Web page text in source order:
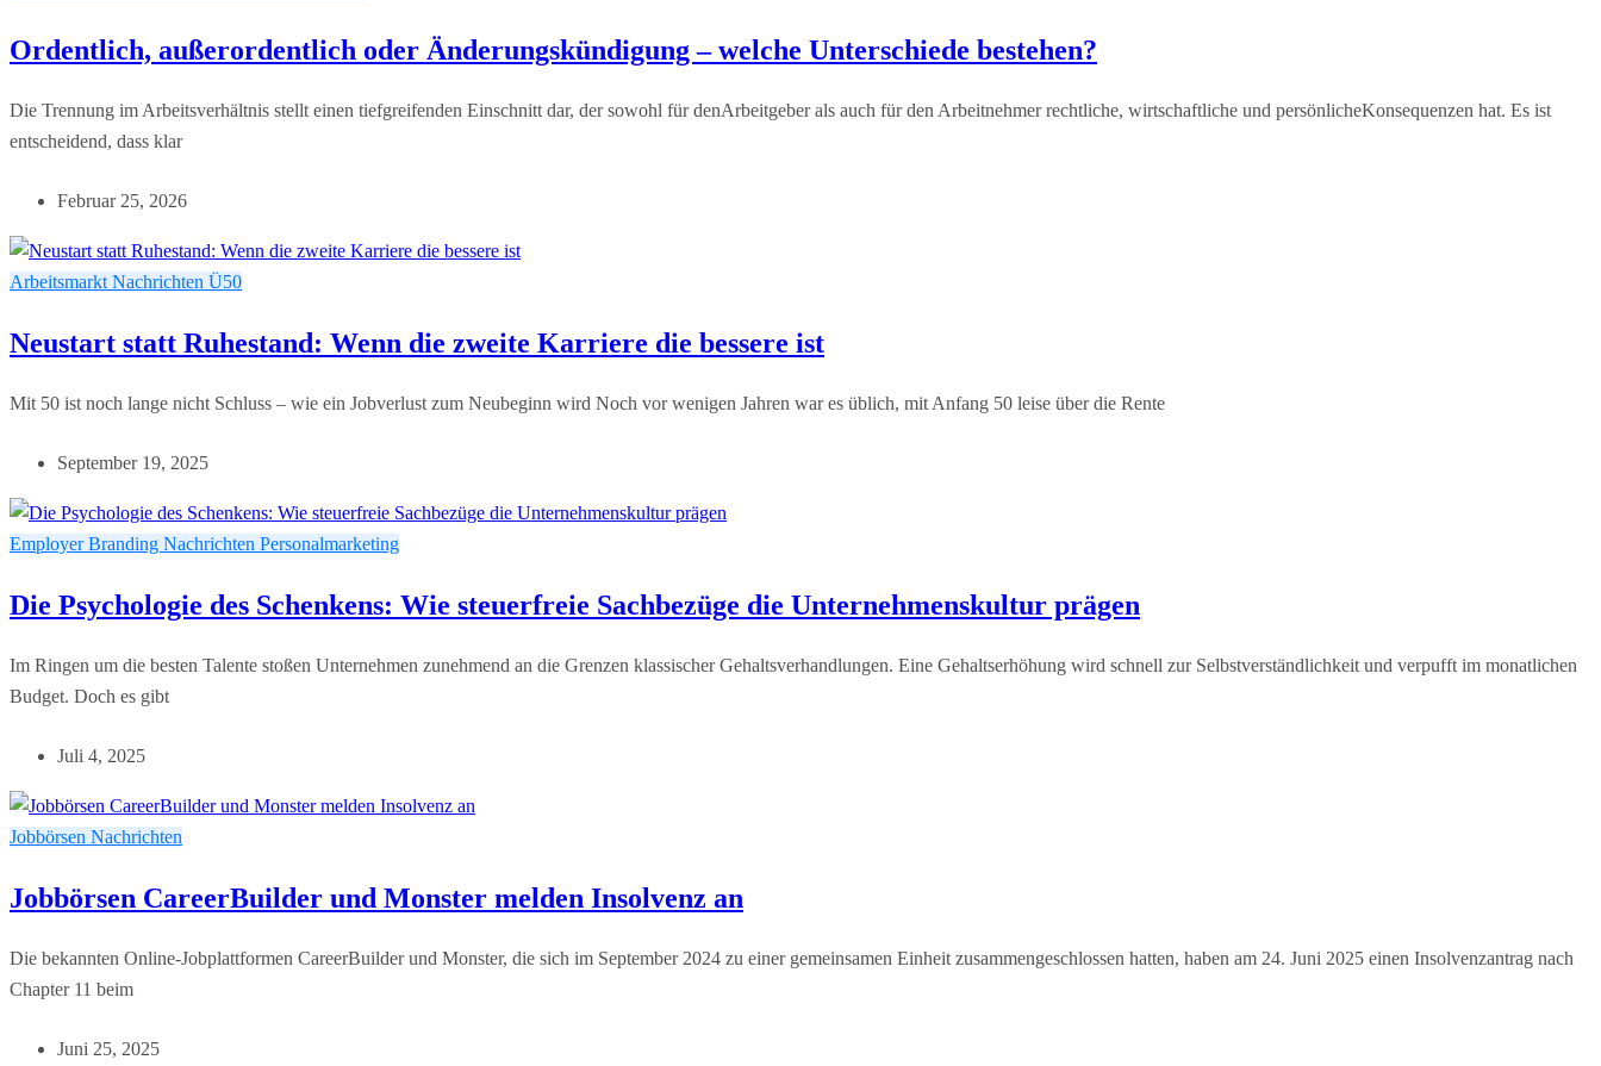
Ordentlich, außerordentlich oder Änderungskündigung – welche Unterschiede bestehen?
Die Trennung im Arbeitsverhältnis stellt einen tiefgreifenden Einschnitt dar, der sowohl für denArbeitgeber als auch für den Arbeitnehmer rechtliche, wirtschaftliche und persönlicheKonsequenzen hat. Es ist
entscheidend, dass klar
Februar 25, 2026
Arbeitsmarkt Nachrichten Ü50
Neustart statt Ruhestand: Wenn die zweite Karriere die bessere ist
Mit 50 ist noch lange nicht Schluss – wie ein Jobverlust zum Neubeginn wird Noch vor wenigen Jahren war es üblich, mit Anfang 50 leise über die Rente
September 19, 2025
Employer Branding Nachrichten Personalmarketing
Die Psychologie des Schenkens: Wie steuerfreie Sachbezüge die Unternehmenskultur prägen
Im Ringen um die besten Talente stoßen Unternehmen zunehmend an die Grenzen klassischer Gehaltsverhandlungen. Eine Gehaltserhöhung wird schnell zur Selbstverständlichkeit und verpufft im monatlichen
Budget. Doch es gibt
Juli 4, 2025
Jobbörsen Nachrichten
Jobbörsen CareerBuilder und Monster melden Insolvenz an
Die bekannten Online-Jobplattformen CareerBuilder und Monster, die sich im September 2024 zu einer gemeinsamen Einheit zusammengeschlossen hatten, haben am 24. Juni 2025 einen Insolvenzantrag nach
Chapter 11 beim
Juni 25, 2025